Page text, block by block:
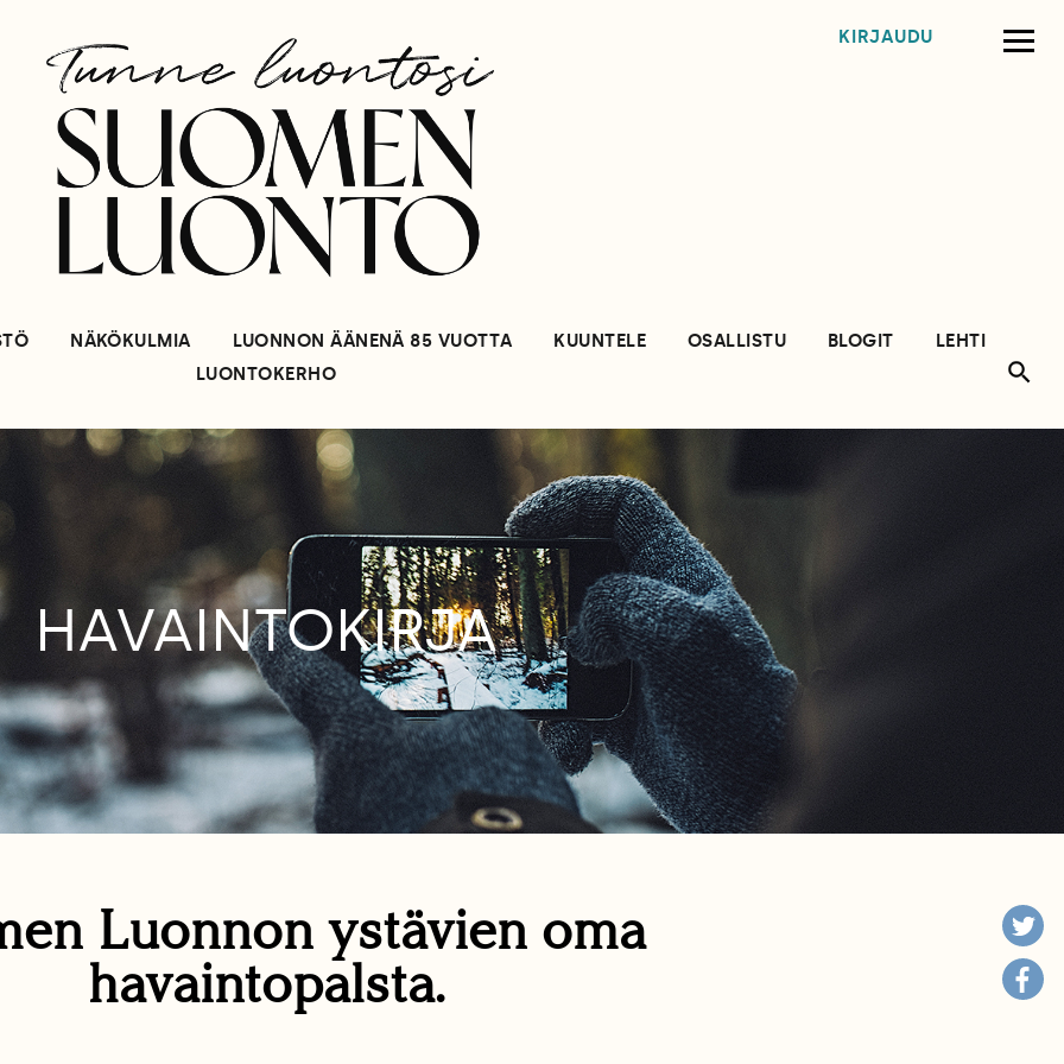
KIRJAUDU
NÄKÖKULMIA LUONNON ÄÄNENÄ 85 VUOTTA KUUNTELE OSALLISTU BLOGIT
LEHTI
LUONTOKERHO
HAVAINTOKIRJA
Luonnon ystävien oma
havaintopalsta.